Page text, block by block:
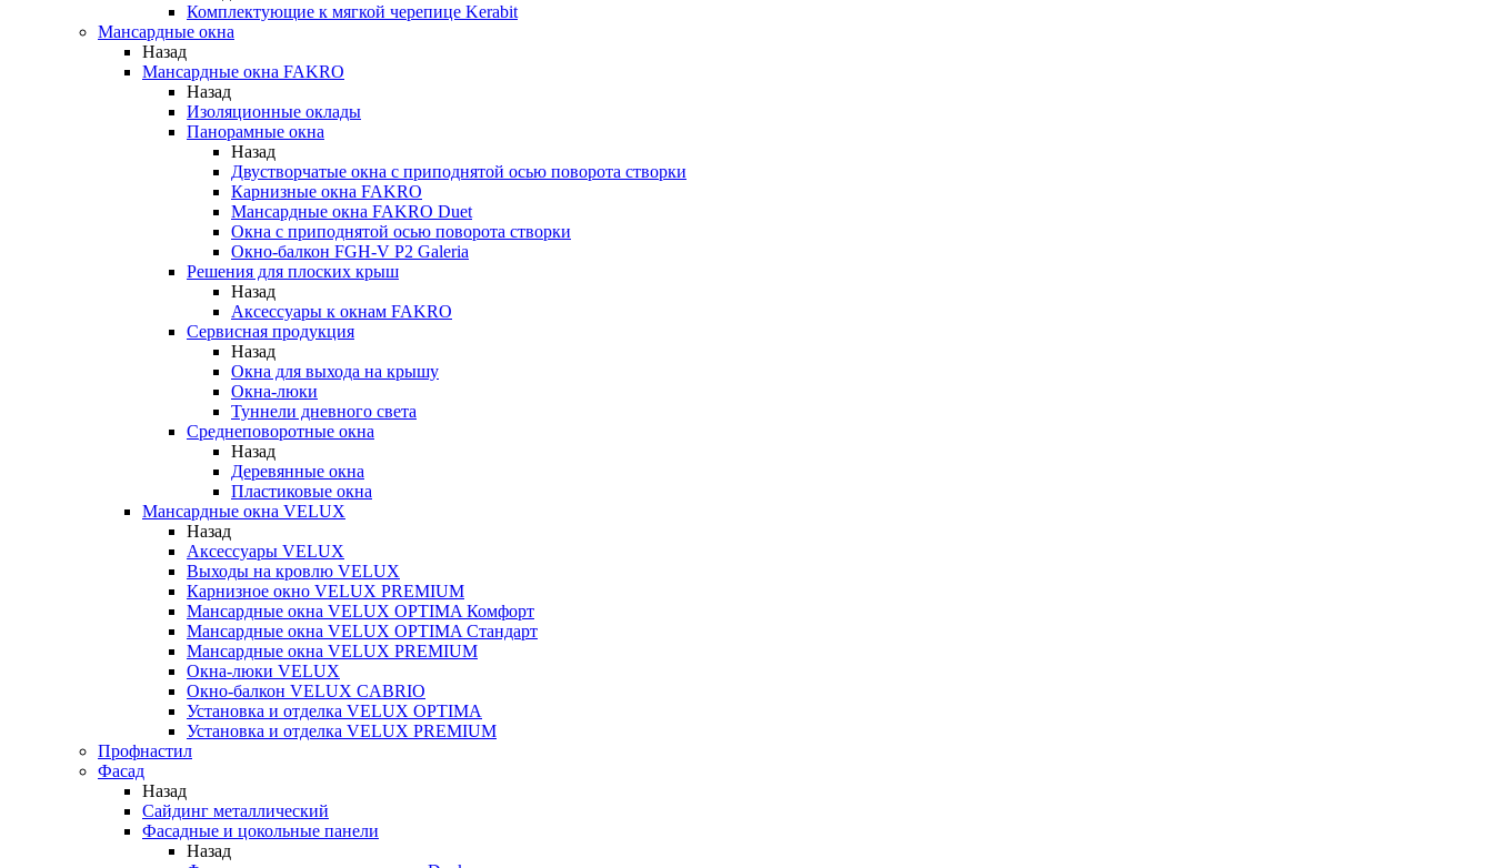
Комплектующие к мягкой черепице Kerabit
Мансардные окна
Назад
Мансардные окна FAKRO
Назад
Изоляционные оклады
Панорамные окна
Назад
Двустворчатые окна с приподнятой осью поворота створки
Карнизные окна FAKRO
Мансардные окна FAKRO Duet
Окна с приподнятой осью поворота створки
Окно-балкон FGH-V P2 Galeria
Решения для плоских крыш
Назад
Аксессуары к окнам FAKRO
Сервисная продукция
Назад
Окна для выхода на крышу
Окна-люки
Туннели дневного света
Среднеповоротные окна
Назад
Деревянные окна
Пластиковые окна
Мансардные окна VELUX
Назад
Аксессуары VELUX
Выходы на кровлю VELUX
Карнизное окно VELUX PREMIUM
Мансардные окна VELUX OPTIMA Комфорт
Мансардные окна VELUX OPTIMA Стандарт
Мансардные окна VELUX PREMIUM
Окна-люки VELUX
Окно-балкон VELUX CABRIO
Установка и отделка VELUX OPTIMA
Установка и отделка VELUX PREMIUM
Профнастил
Фасад
Назад
Сайдинг металлический
Фасадные и цокольные панели
Назад